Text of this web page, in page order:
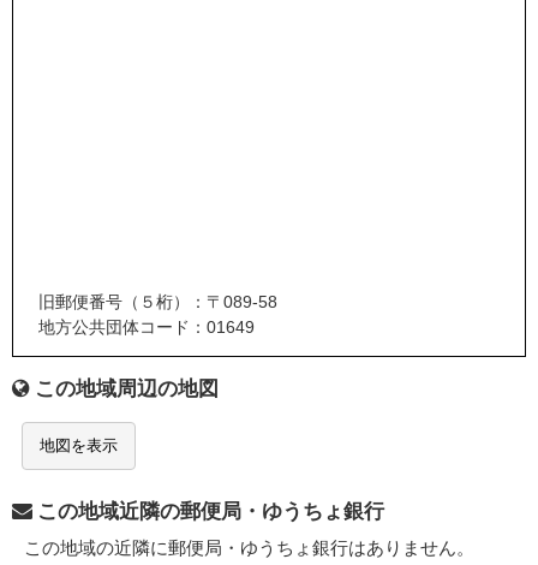
旧郵便番号（５桁）：〒089-58
地方公共団体コード：01649
この地域周辺の地図
地図を表示
この地域近隣の郵便局・ゆうちょ銀行
この地域の近隣に郵便局・ゆうちょ銀行はありません。